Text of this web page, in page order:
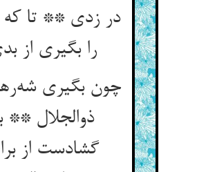
در زدی ** تا که
را بگیری از
چون بگیری
ذوالجلال **
گشادست از